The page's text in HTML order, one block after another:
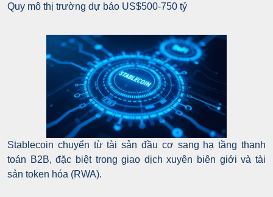
Quy mô thị trường dự báo US$500-750 tỷ
Stablecoin chuyển từ tài sản đầu cơ sang hạ tầng thanh
toán B2B, đặc biệt trong giao dịch xuyên biên giới và tài
sản token hóa (RWA).